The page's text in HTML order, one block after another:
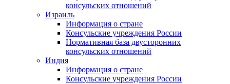
консульских отношений
Израиль
Информация о стране
Консульские учреждения России
Нормативная база двусторонних
консульских отношений
Индия
Информация о стране
Консульские учреждения России